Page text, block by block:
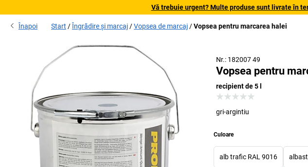
Vă trebuie urgent? Multe produse sunt livrate în
Înapoi Start Îngrădire și marcaj Vopsea de marcaj Vopsea pentru marcarea halei
Nr.: 182007 49
Vopsea pentru
recipient de 5 l
gri-argintiu
Culoare
alb trafic RAL 9016